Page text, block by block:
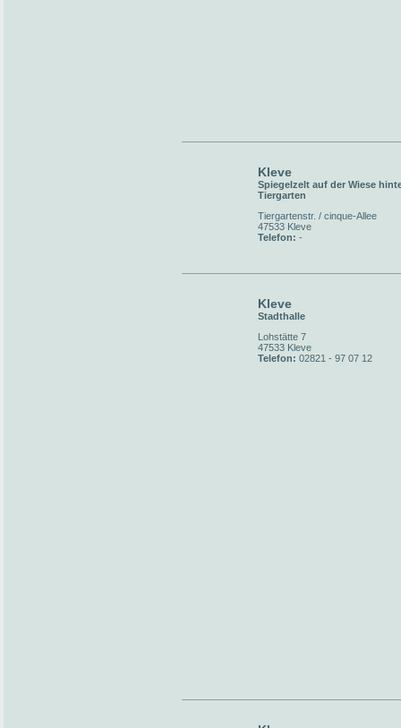
Kleve
Spiegelzelt auf der Wiese
Tiergarten
Tiergartenstr. / cinque-Allee
47533 Kleve
Telefon: -
Kleve
Stadthalle
Lohstätte 7
47533 Kleve
Telefon: 02821 - 97 07 12